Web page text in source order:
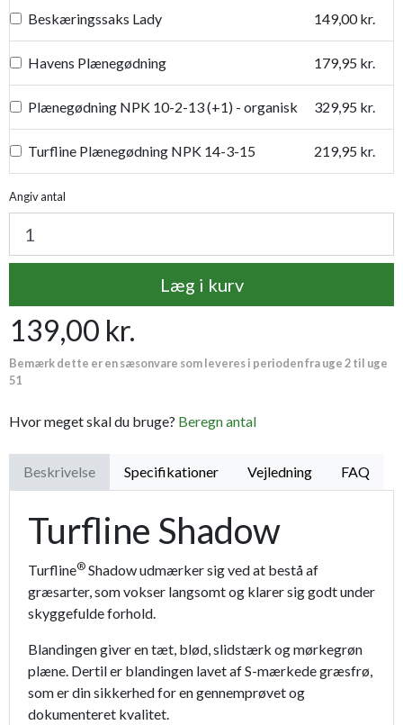
Beskæringssaks Lady 149,00 kr.
Havens Plænegødning 179,95 kr.
Plænegødning NPK 10-2-13 (+1) - organisk 329,95 kr.
Turfline Plænegødning NPK 14-3-15 219,95 kr.
Turfline Plænekalk + gødning NPK 11-2-4
Plantetorvets grønne vandingspose 75 liter
Perfekt Plæne - vedligeholdelse
Proffesionel vandingspose 100 liter
Havens Perlekalk 15 KG. 69,95 kr.
Plænedress fra Champost
Angiv antal
Læg i kurv
139,00 kr.
Bemærk dette er en sæsonvare som leveres i perioden fra uge 2 til uge
51
Hvor meget skal du bruge? Beregn antal
Beskrivelse Specifikationer Vejledning FAQ
Turfline Shadow
Turfline® Shadow udmærker sig ved at bestå af
græsarter, som vokser langsomt og klarer sig godt under
skyggefulde forhold.
Blandingen giver en tæt, blød, slidstærk og mørkegrøn
plæne. Dertil er blandingen lavet afS-mærkede græsfrø,
som er din sikkerhed for en gennemprøvet og
dokumenteret kvalitet.